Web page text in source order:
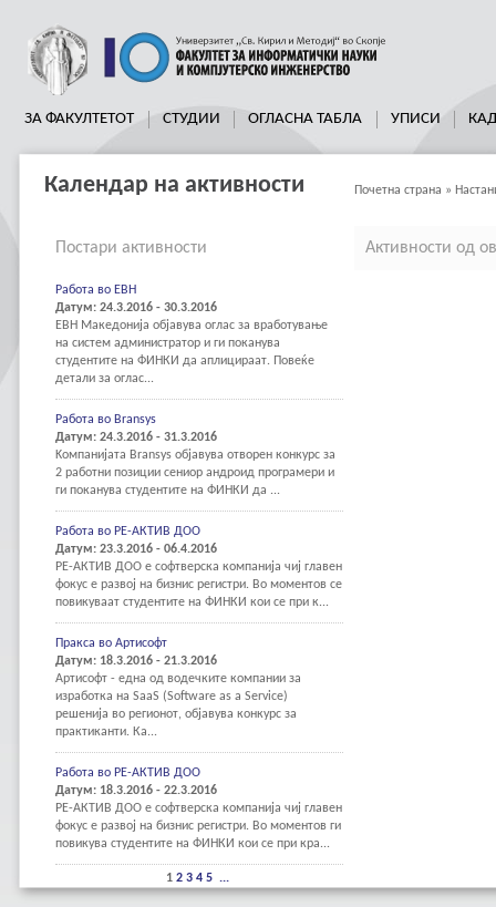
ЗА ФАКУЛТЕТОТ СТУДИИ ОГЛАСНА ТАБЛА УПИСИ
Почетна страна »
Календар на активности
Постари активности
Работа во ЕВН
Датум: 24.3.2016 - 30.3.2016
EВН Македонија објавува оглас за вработување
на систем администратор и ги поканува
студентите на ФИНКИ да аплицираат. Повеќе
детали за оглас...
Работа во Bransys
Датум: 24.3.2016 - 31.3.2016
Kомпанијата Bransys објавува отворен конкурс за
2 работни позиции сениор андроид програмери и
ги поканува студентите на ФИНКИ да ...
Работа во РЕ-АКТИВ ДОО
Датум: 23.3.2016 - 06.4.2016
РЕ-АКТИВ ДОО е софтверска компанија чиј главен
фокус е развој на бизнис регистри. Во моментов се
повикуваат студентите на ФИНКИ кои се при к...
Пракса во Артисофт
Датум: 18.3.2016 - 21.3.2016
Артисофт - една од водечките компании за
изработка на SaaS (Software as a Service)
решенија во регионот, објавува конкурс за
практиканти. Ка...
Работа во РЕ-АКТИВ ДОО
Датум: 18.3.2016 - 22.3.2016
РЕ-АКТИВ ДОО е софтверска компанија чиј главен
фокус е развој на бизнис регистри. Во моментов ги
повикува студентите на ФИНКИ кои се при кра...
1 2 3 4 5 ...
Активности од